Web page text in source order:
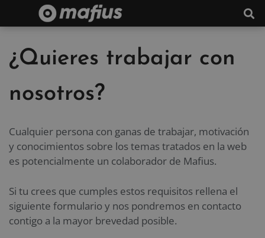
¿Quieres trabajar con
nosotros?
Cualquier persona con ganas de trabajar, motivación
y conocimientos sobre los temas tratados en la web
es potencialmente un colaborador de Mafius.
Si tu crees que cumples estos requisitos rellena el
siguiente formulario y nos pondremos en contacto
contigo a la mayor brevedad posible.